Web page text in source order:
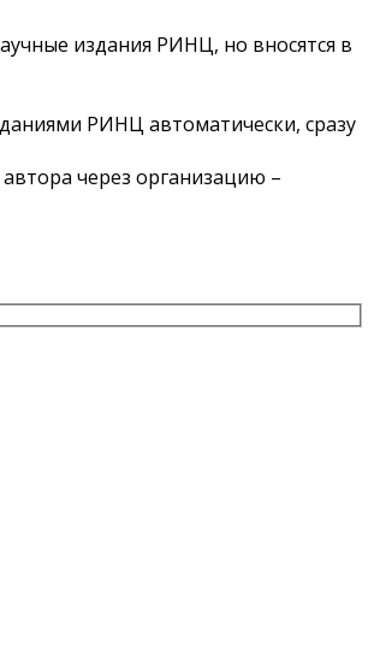
издания РИНЦ, но вносятся в
РИНЦ автоматически, сразу
через организацию –